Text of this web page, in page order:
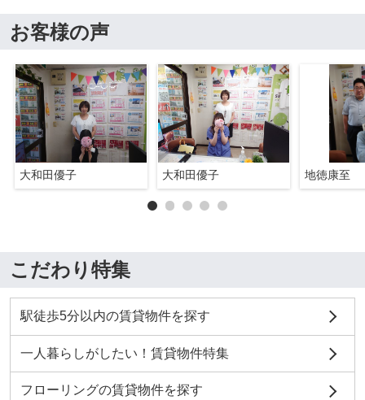
お客様の声
大和田優子 大和田優子 地徳康至
こだわり特集
駅徒歩5分以内の賃貸物件を探す
一人暮らしがしたい！賃貸物件特集
フローリングの賃貸物件を探す